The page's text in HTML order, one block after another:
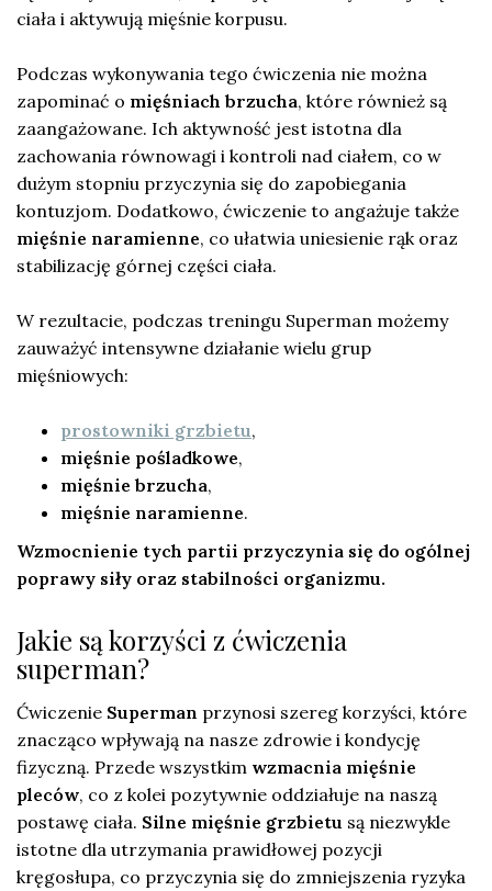
ciała i aktywują mięśnie korpusu.
Podczas wykonywania tego ćwiczenia nie można
zapominać o mięśniach brzucha, które również są
zaangażowane. Ich aktywność jest istotna dla
zachowania równowagi i kontroli nad ciałem, co w
dużym stopniu przyczynia się do zapobiegania
kontuzjom. Dodatkowo, ćwiczenie to angażuje także
mięśnie naramienne, co ułatwia uniesienie rąk oraz
stabilizację górnej części ciała.
W rezultacie, podczas treningu Superman możemy
zauważyć intensywne działanie wielu grup
mięśniowych:
prostowniki grzbietu,
mięśnie pośladkowe,
mięśnie brzucha,
mięśnie naramienne.
Wzmocnienie tych partii przyczynia się do ogólnej
poprawy siły oraz stabilności organizmu.
Jakie są korzyści z ćwiczenia
superman?
Ćwiczenie Superman przynosi szereg korzyści, które
znacząco wpływają na nasze zdrowie i kondycję
fizyczną. Przede wszystkim wzmacnia mięśnie
pleców, co z kolei pozytywnie oddziałuje na naszą
postawę ciała. Silne mięśnie grzbietu są niezwykle
istotne dla utrzymania prawidłowej pozycji
kręgosłupa, co przyczynia się do zmniejszenia ryzyka